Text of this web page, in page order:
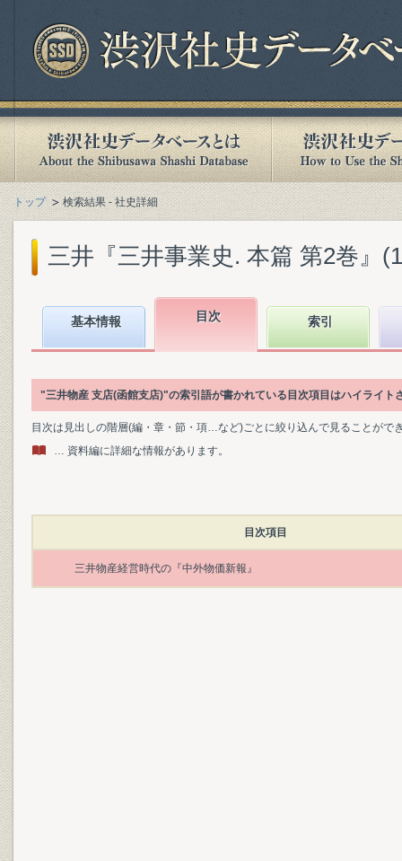
トップ 検索結果 - 社史詳細
三井『三井事業史. 本篇 第2巻』
基本情報 目次 索引
"三井物産 支店(函館支店)"の索引語が書かれている目次項目はハイライト
目次は見出しの階層(編・章・節・項…など)ごとに絞り込んで見ることがで
… 資料編に詳細な情報があります。
目次項目
三井物産経営時代の『中外物価新報』